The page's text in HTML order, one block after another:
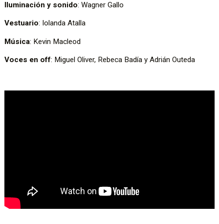
Iluminación y sonido: Wagner Gallo
Vestuario: Iolanda Atalla
Música: Kevin Macleod
Voces en off: Miguel Oliver, Rebeca Badía y Adrián Outeda